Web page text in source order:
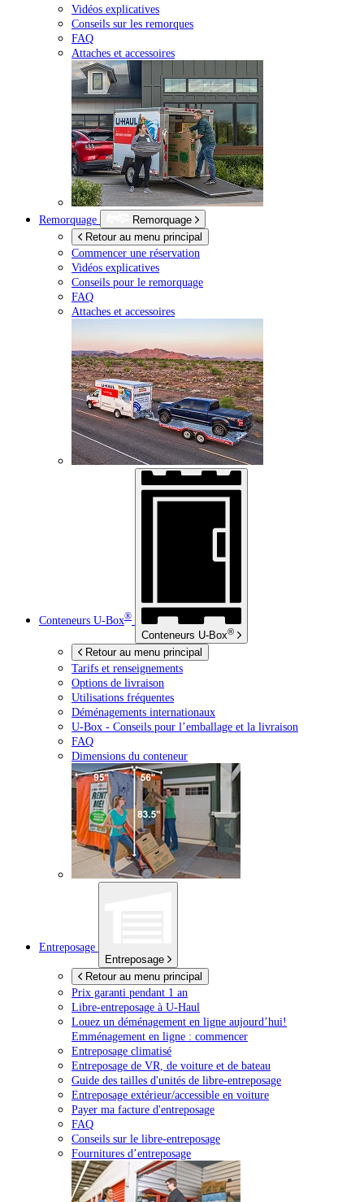
Vidéos explicatives
Conseils sur les remorques
FAQ
Attaches et accessoires
Remorquage
Remorquage
Retour au menu principal
Commencer une réservation
Vidéos explicatives
Conseils pour le remorquage
FAQ
Attaches et accessoires
Conteneurs U-Box®
Conteneurs U-Box®
Retour au menu principal
Tarifs et renseignements
Options de livraison
Utilisations fréquentes
Déménagements internationaux
U-Box - Conseils pour l’emballage et la livraison
FAQ
Dimensions du conteneur
Entreposage
Entreposage
Retour au menu principal
Prix garanti pendant 1 an
Libre-entreposage à U-Haul
Louez un déménagement en ligne aujourd’hui!
Emménagement en ligne : commencer
Entreposage climatisé
Entreposage de VR, de voiture et de bateau
Guide des tailles d'unités de libre-entreposage
Entreposage extérieur/accessible en voiture
Payer ma facture d'entreposage
FAQ
Conseils sur le libre-entreposage
Fournitures d’entreposage